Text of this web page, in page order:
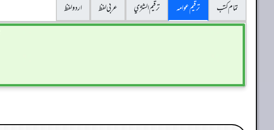
تمام کتب
ترقیم عوامہ ترقيم الشژي عربی لفظ
اردو لفظ